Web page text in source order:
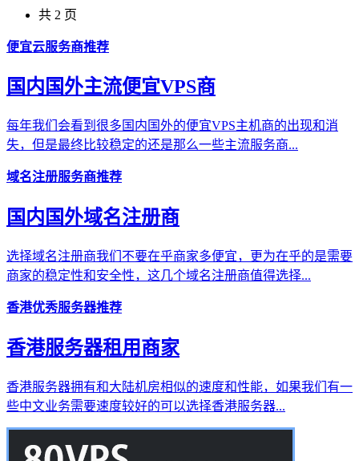
共 2 页
便宜云服务商推荐
国内国外主流便宜VPS商
每年我们会看到很多国内国外的便宜VPS主机商的出现和消
失，但是最终比较稳定的还是那么一些主流服务商...
域名注册服务商推荐
国内国外域名注册商
选择域名注册商我们不要在乎商家多便宜，更为在乎的是需要
商家的稳定性和安全性，这几个域名注册商值得选择...
香港优秀服务器推荐
香港服务器租用商家
香港服务器拥有和大陆机房相似的速度和性能，如果我们有一
些中文业务需要速度较好的可以选择香港服务器...